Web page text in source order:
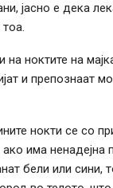
јасно е дека
на ноктите на
и препознаат
нокти се со
има ненадејна
бели или сини,